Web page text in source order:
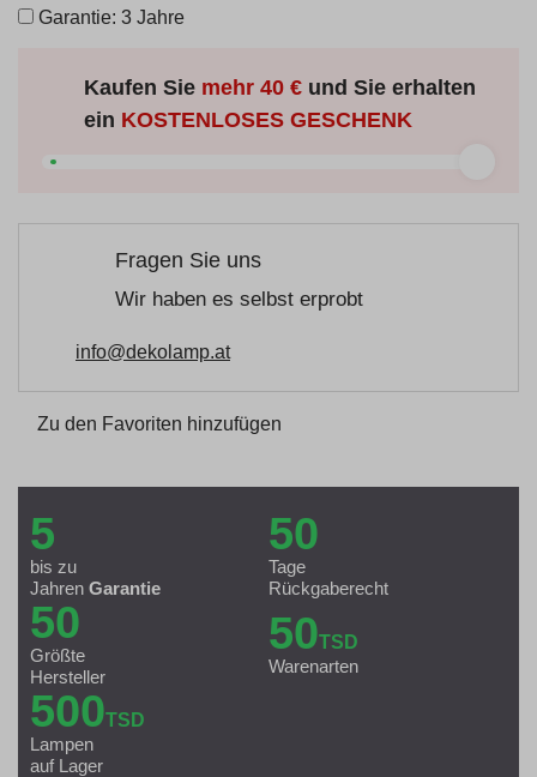
Garantie: 3 Jahre
Kaufen Sie mehr40 €und Sie erhalten
ein KOSTENLOSES GESCHENK
Fragen Sie uns
Wir haben es selbst erprobt
info@dekolamp.at
Zu den Favoriten hinzufügen
5
bis zu
Jahren Garantie
50
Tage
Rückgaberecht
50
Größte
Hersteller
50TSD
Warenarten
500TSD
Lampen
auf Lager